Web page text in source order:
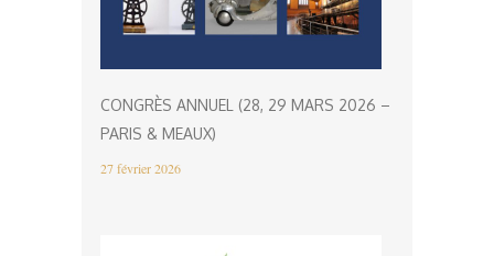
CONGRÈS ANNUEL (28, 29 MARS 2026 –
PARIS & MEAUX)
27 février 2026